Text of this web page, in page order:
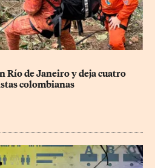
Río de Janeiro y deja cuatro
colombianas